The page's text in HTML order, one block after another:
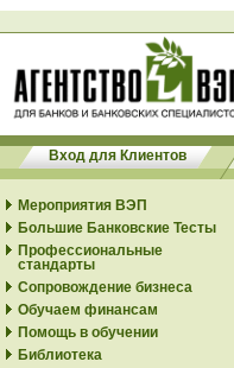
Вход для Клиентов
Мероприятия ВЭП
Большие Банковские Тесты
Профессиональные
стандарты
Сопровождение бизнеса
Обучаем финансам
Помощь в обучении
Библиотека